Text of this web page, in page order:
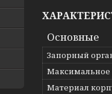
Основные
Запорный
Максимальное
Материал